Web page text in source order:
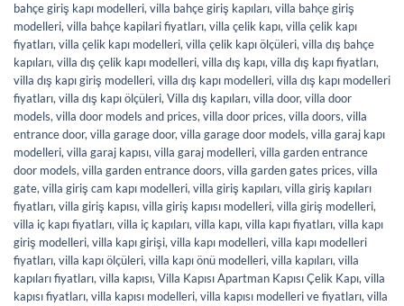
bahçe giriş kapı modelleri, villa bahçe giriş kapıları, villa bahçe giriş
modelleri, villa bahçe kapilari fiyatları, villa çelik kapı, villa çelik kapı
fiyatları, villa çelik kapı modelleri, villa çelik kapı ölçüleri, villa dış bahçe
kapıları, villa dış çelik kapı modelleri, villa dış kapı, villa dış kapı fiyatları,
villa dış kapı giriş modelleri, villa dış kapı modelleri, villa dış kapı modelleri
fiyatları, villa dış kapı ölçüleri, Villa dış kapıları, villa door, villa door
models, villa door models and prices, villa door prices, villa doors, villa
entrance door, villa garage door, villa garage door models, villa garaj kapı
modelleri, villa garaj kapısı, villa garaj modelleri, villa garden entrance
door models, villa garden entrance doors, villa garden gates prices, villa
gate, villa giriş cam kapı modelleri, villa giriş kapıları, villa giriş kapıları
fiyatları, villa giriş kapısı, villa giriş kapısı modelleri, villa giriş modelleri,
villa iç kapı fiyatları, villa iç kapıları, villa kapı, villa kapı fiyatları, villa kapı
giriş modelleri, villa kapı girişi, villa kapı modelleri, villa kapı modelleri
fiyatları, villa kapı ölçüleri, villa kapı önü modelleri, villa kapıları, villa
kapıları fiyatları, villa kapısı, Villa Kapısı Apartman Kapısı Çelik Kapı, villa
kapısı fiyatları, villa kapısı modelleri, villa kapısı modelleri ve fiyatları, villa